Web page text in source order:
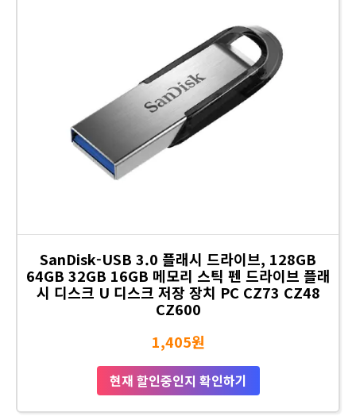
SanDisk-USB 3.0 플래시 드라이브, 128GB
64GB 32GB 16GB 메모리 스틱 펜 드라이브 플래
시 디스크 U 디스크 저장 장치 PC CZ73 CZ48
CZ600
1,405원
현재 할인중인지 확인하기